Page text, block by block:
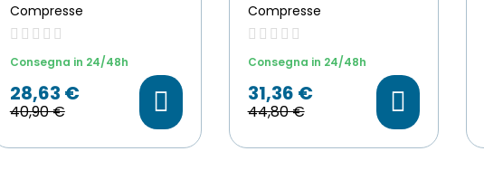
Compresse
Consegna in 24/48h
40,90 €
28,63 €
Compresse
Consegna in 24/48h
44,80 €
31,36 €